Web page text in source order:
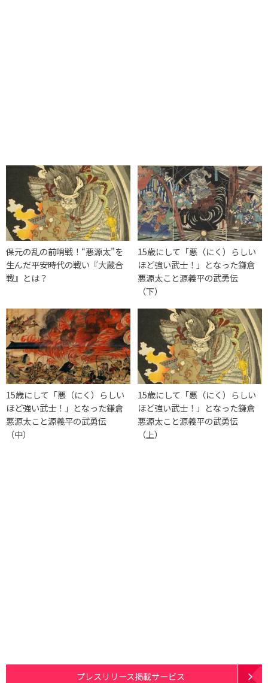
保元の乱の前哨戦！“悪源太”を
生んだ平安時代の戦い『大蔵合
戦』とは？
15歳にして「悪（にく）らしい
ほど強い武士！」となった鎌倉
悪源太こと源義平の武勇伝
（下）
15歳にして「悪（にく）らしい
ほど強い武士！」となった鎌倉
悪源太こと源義平の武勇伝
（中）
15歳にして「悪（にく）らしい
ほど強い武士！」となった鎌倉
悪源太こと源義平の武勇伝
（上）
プレスリリース掲載サービス